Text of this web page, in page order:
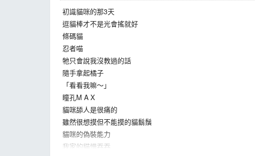
初識貓咪的那3天
逗貓棒才不是光會搖就好
條碼貓
忍者喵
牠只會說我沒教過的話
隨手拿起橘子
「看看我嘛～」
瞳孔M A X
貓咪舔人是很痛的
雖然很想摸但不能摸的貓鬍鬚
貓咪的偽裝能力
我家的貓慢吞吞